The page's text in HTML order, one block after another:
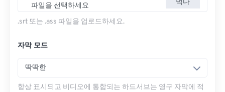
파일을 선택하세요 먹다
.srt 또는 .ass 파일을 업로드하세요.
자막 모드
딱딱한
항상 표시되고 비디오에 통합되는 하드서브는 영구 자막에 적